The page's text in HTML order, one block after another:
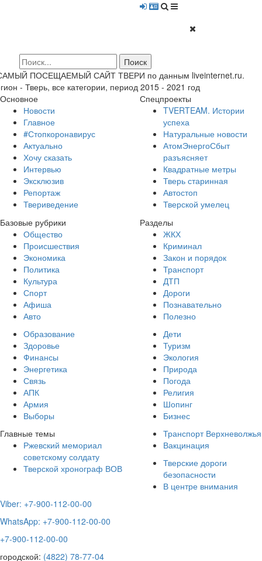
ПОСЕЩАЕМЫЙ САЙТ ТВЕРИ по данным liveinternet.ru.
- Тверь, все категории, период 2015 - 2021 год
Основное
Новости
Главное
#Стопкоронавирус
Актуально
Хочу сказать
Интервью
Эксклюзив
Репортаж
Твериведение
Спецпроекты
TVERTEAM. Истории
успеха
Натуральные новости
АтомЭнергоСбыт
разъясняет
Квадратные метры
Тверь старинная
Автостоп
Тверской умелец
Базовые рубрики
Общество
Происшествия
Экономика
Политика
Культура
Спорт
Афиша
Авто
Разделы
ЖКХ
Криминал
Закон и порядок
Транспорт
ДТП
Дороги
Познавательно
Полезно
Образование
Здоровье
Финансы
Энергетика
Связь
АПК
Армия
Выборы
Дети
Туризм
Экология
Природа
Погода
Религия
Шопинг
Бизнес
Главные темы
Ржевский мемориал
советскому солдату
Тверской хронограф ВОВ
Транспорт Верхневолжья
Вакцинация
Тверские дороги
безопасности
В центре внимания
Viber: +7-900-112-00-00
WhatsApp: +7-900-112-00-00
+7-900-112-00-00
городской: (4822) 78-77-04